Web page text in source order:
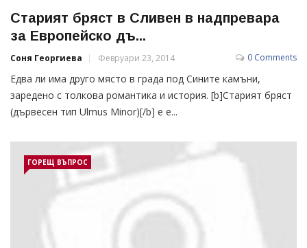
Старият бряст в Сливен в надпревара
за Европейско дъ...
Соня Георгиева Февруари 23, 2014 0 Comments
Едва ли има друго място в града под Сините камъни,
заредено с толкова романтика и история. [b]Старият бряст
(дървесен тип Ulmus Minor)[/b] е е...
ГОРЕЩ ВЪПРОС